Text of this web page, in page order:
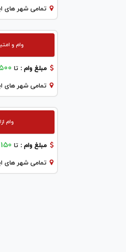
تمامی شهر های
وام و
مبلغ وام : تا ۵۰۰
تمامی شهر های
وام
مبلغ وام : تا 150 میلیون
تمامی شهر های